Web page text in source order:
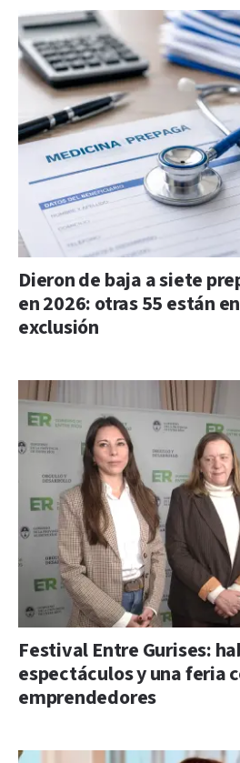
Dieron de baja a siete
en 2026: otras 55 están
exclusión
Festival Entre Gurises:
espectáculos y una feria
emprendedores